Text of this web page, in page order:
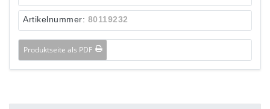
Artikelnummer: 80119232
Produktseite als PDF